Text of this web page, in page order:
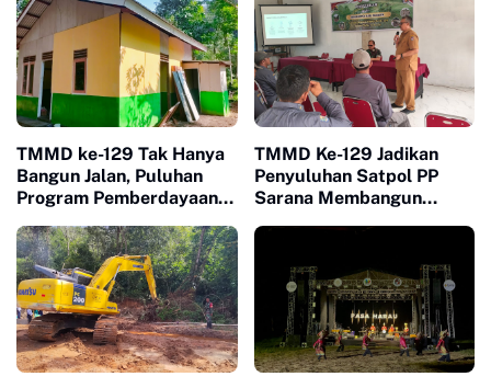
TMMD ke-129 Tak Hanya
Bangun Jalan, Puluhan
Program Pemberdayaan
di Buluh Kasok
TMMD Ke-129 Jadikan
Penyuluhan Satpol PP
Sarana Membangun